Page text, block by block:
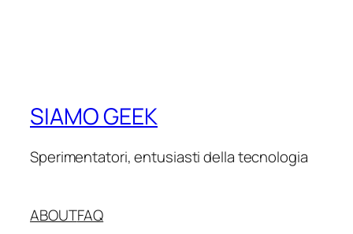
SIAMO GEEK
Sperimentatori, entusiasti della tecnologia
ABOUTFAQ